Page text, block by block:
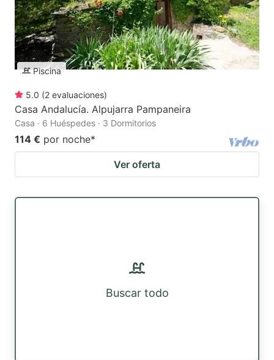
Piscina
5.0 (2 evaluaciones)
Casa Andalucía. Alpujarra Pampaneira
Casa · 6 Huéspedes · 3 Dormitorios
114 € por noche*
Ver oferta
Buscar todo